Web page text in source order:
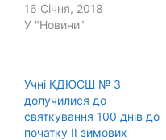
16 Січня, 2018
У "Новини"
Учні КДЮСШ № 3
долучилися до
святкування 100 днів до
початку ІІ зимових